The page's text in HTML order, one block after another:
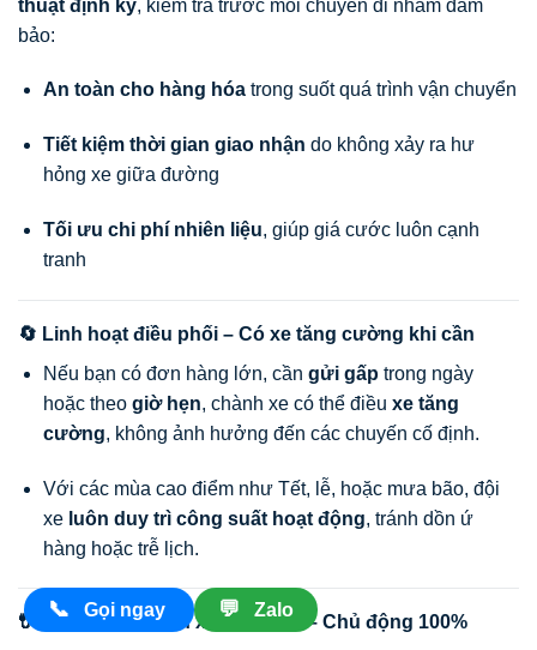
thuật định kỳ, kiểm tra trước mỗi chuyến đi nhằm đảm
bảo:
An toàn cho hàng hóatrong suốt quá trình vận chuyển
Tiết kiệm thời gian giao nhận do không xảy ra hư
hỏng xe giữa đường
Tối ưu chi phí nhiên liệu, giúp giá cước luôn cạnh
tranh
🔄 Linh hoạt điều phối – Có xe tăng cường khi cần
Nếu bạn có đơn hàng lớn, cần gửi gấptrong ngày
hoặc theo giờ hẹn, chành xe có thể điều xe tăng
cường, không ảnh hưởng đến các chuyến cố định.
Với các mùa cao điểm như Tết, lễ, hoặc mưa bão, đội
xe luôn duy trì công suất hoạt động, tránh dồn ứ
hàng hoặc trễ lịch.
🔌 Theo dõi lộ trình xe qua GPS – Chủ động 100%
📞 Gọi ngay 💬 Zalo